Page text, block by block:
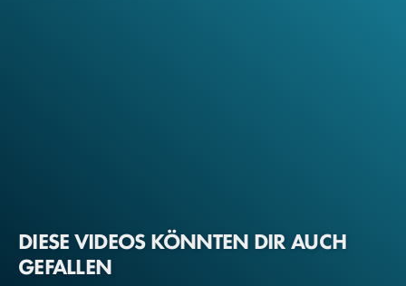
DIESE VIDEOS KÖNNTEN DIR AUCH
GEFALLEN